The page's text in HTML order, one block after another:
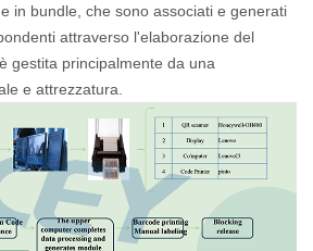
in bundle, che sono associati e generati
attraverso l'elaborazione del
gestita principalmente da una
e attrezzatura.